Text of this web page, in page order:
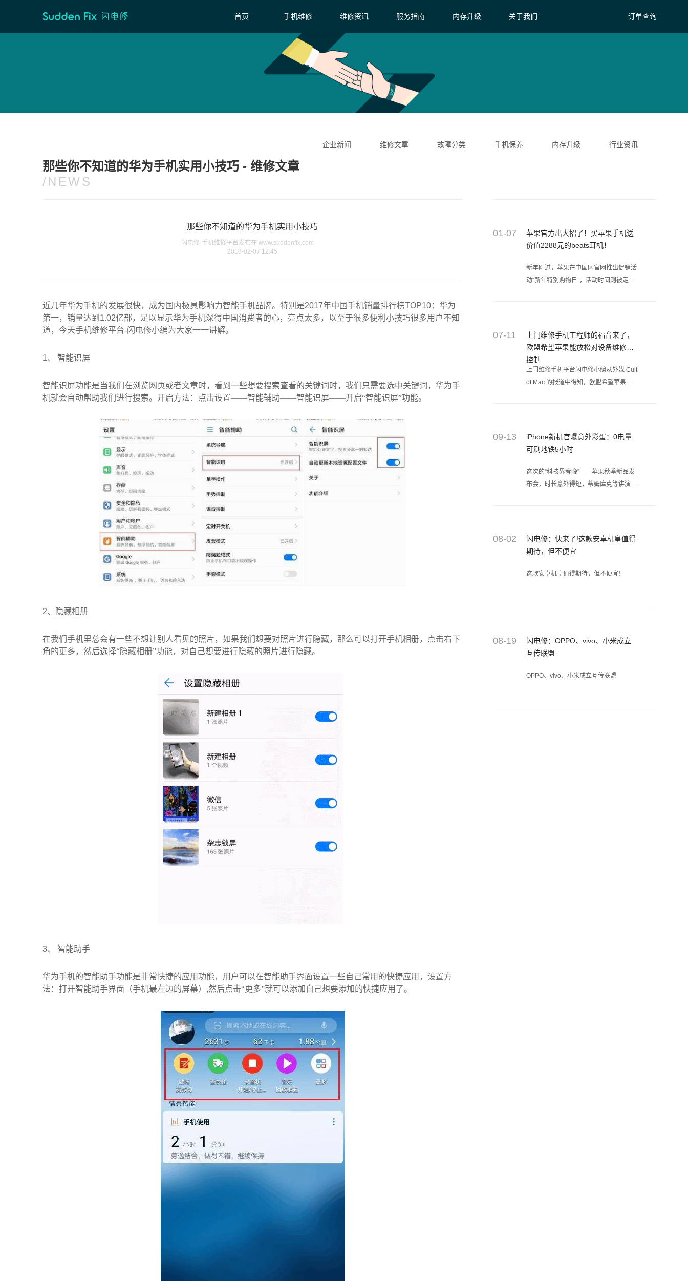
首页 手机维修 维修资讯 服务指南 内存升级 关于我们 订单查询
首页/维修资讯
企业新闻 维修文章 故障分类 手机保养 内存升级 行业资讯
那些你不知道的华为手机实用小技巧 - 维修文章
/NEWS
那些你不知道的华为手机实用小技巧
闪电修-手机维修平台发布在 www.suddenfix.com
2018-02-07 12:45
近几年华为手机的发展很快，成为国内极具影响力智能手机品牌。特别是2017年中国手机销量排行榜TOP10：华为
第一，销量达到 1.02亿部，足以显示华为手机深得中国消费者的心，亮点太多，以至于很多便利小技巧很多用户不知
道，今天手机维修平台-闪电修小编为大家一一讲解。
1、 智能识屏
智能识屏功能是当我们在浏览网页或者文章时，看到一些想要搜索查看的关键词时，我们只需要选中关键词，华为手
机就会自动帮助我们进行搜索。开启方法：点击设置——智能辅助——智能识屏——开启“智能识屏”功能。
2、 隐藏相册
在我们手机里总会有一些不想让别人看见的照片，如果我们想要对照片进行隐藏，那么可以打开手机相册，点击右下
角的更多，然后选择“隐藏相册”功能，对自己想要进行隐藏的照片进行隐藏。
3、 智能助手
华为手机的智能助手功能是非常快捷的应用功能，用户可以在智能助手界面设置一些自己常用的快捷应用，设置方
法：打开智能助手界面（手机最左边的屏幕） ,然后点击“更多”就可以添加自己想要添加的快捷应用了。
01-07
苹果官方出大招了！买苹果手机送
价值2288元的beats耳机！
新年刚过，苹果在中国区官网推出促销活
动“新年特别购物日”，活动时间则被定在
07-11
上门维修手机工程师的福音来了，
欧盟希望苹果能放松对设备维修的
控制
上门维修手机平台闪电修小编从外媒 Cult
of Mac 的报道中得知，欧盟希望苹果能
品，上门维修手机的工程师也能更加快速
的把设备维修好。
09-13
iPhone新机官曝意外彩蛋：0电量
可刷地铁5小时
这次的“科技界春晚”——苹果秋季新品发
布会，时长意外得短，蒂姆库克等讲演者
点，同时带着6个彩蛋给太平洋彼岸的我
08-02
闪电修：快来了!这款安卓机皇值得
期待，但不便宜
这款安卓机皇值得期待，但不便宜！
08-19
闪电修：OPPO、vivo、小米成立
互传联盟
OPPO、vivo、小米成立互传联盟